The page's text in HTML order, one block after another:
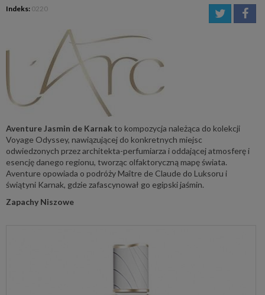
Indeks: 0220
Aventure Jasmin de Karnak to kompozycja należąca do kolekcji
Voyage Odyssey, nawiązującej do konkretnych miejsc
odwiedzonych przez architekta-perfumiarza i oddającej atmosferę i
esencję danego regionu, tworząc olfaktoryczną mapę świata.
Aventure opowiada o podróży Maître de Claude do Luksoru i
świątyni Karnak, gdzie zafascynował go egipski jaśmin.
Zapachy Niszowe